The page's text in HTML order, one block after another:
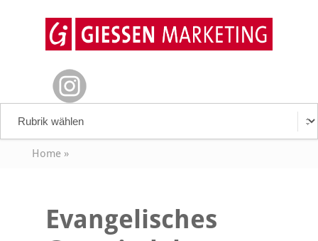
Home»
Evangelisches